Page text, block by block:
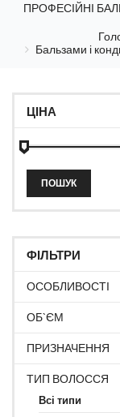
ПРОФЕСІЙНІ
Бальзами і
ЦІНА
ПОШУК
ФІЛЬТРИ
ОСОБЛИВОСТІ
ОБ`ЄМ
ПРИЗНАЧЕННЯ
ТИП ВОЛОССЯ
Всі типи